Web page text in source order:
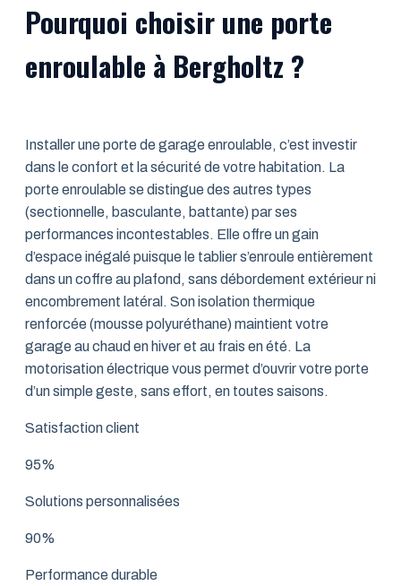
Pourquoi choisir une porte
enroulable à Bergholtz ?
Installer une porte de garage enroulable, c’est investir
dans le confort et la sécurité de votre habitation. La
porte enroulable se distingue des autres types
(sectionnelle, basculante, battante) par ses
performances incontestables. Elle offre un gain
d’espace inégalé puisque le tablier s’enroule entièrement
dans un coffre au plafond, sans débordement extérieur ni
encombrement latéral. Son isolation thermique
renforcée (mousse polyuréthane) maintient votre
garage au chaud en hiver et au frais en été. La
motorisation électrique vous permet d’ouvrir votre porte
d’un simple geste, sans effort, en toutes saisons.
Satisfaction client
95%
Solutions personnalisées
90%
Performance durable